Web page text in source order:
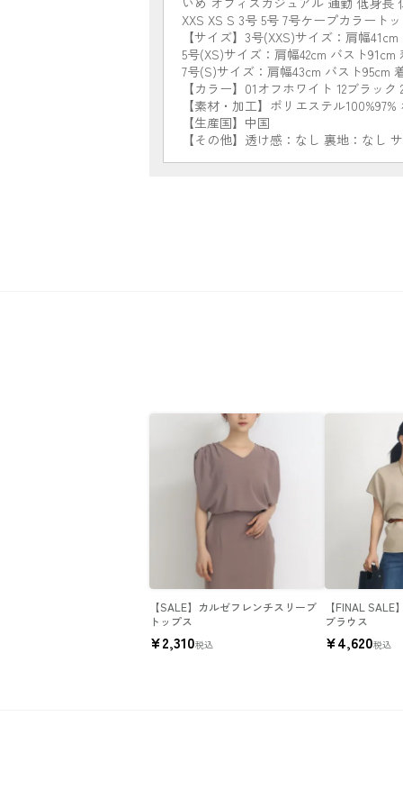
XXS XS S 3号 5号 7号ケープカラート
【サイズ】3号(XXS)サイズ：肩幅
5号(XS)サイズ：肩幅42cm バスト91cm
7号(S)サイズ：肩幅43cm バスト95cm
【カラー】01オフホワイト 12ブラック
【素材・加工】ポリエステル
【生産国】中国
【その他】透け感：なし 裏地：なし
【SALE】カルゼフレンチスリーブ
トップス
¥2,310税込
【FINAL
ブラウス
¥4,620税込